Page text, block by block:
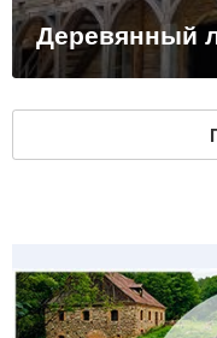
Деревянный